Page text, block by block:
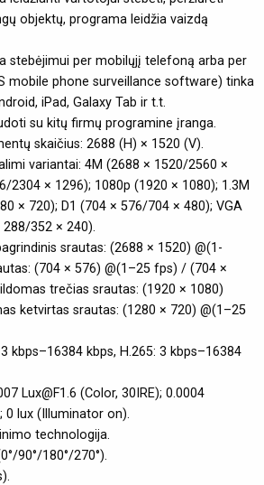
objektų, programa leidžia vaizdą
stebėjimui per mobilųjį telefoną arba per
mobile phone surveillance software) tinka
iPad, Galaxy Tab ir t.t.
su kitų firmų programine įranga.
skaičius: 2688 (H) × 1520 (V).
variantai: 4M (2688 × 1520/2560 ×
2304 × 1296); 1080p (1920 × 1080); 1.3M
× 720); D1 (704 × 576/704 × 480); VGA
288/352 × 240).
srautas: (2688 × 1520) @(1-
(704 × 576) @(1–25 fps) / (704 ×
trečias srautas: (1920 × 1080)
ketvirtas srautas: (1280 × 720) @(1–25
kbps–16384 kbps, H.265: 3 kbps–16384
Lux@F1.6 (Color, 30IRE); 0.0004
0 lux (Illuminator on).
technologija.
90°/180°/270°).